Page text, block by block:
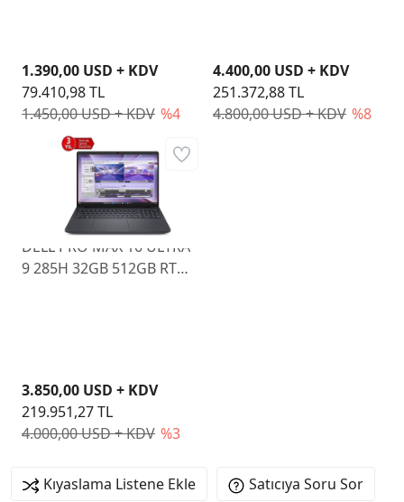
1.450,00 USD + KDV %4
1.390,00 USD + KDV
79.410,98 TL
4.800,00 USD + KDV %8
4.400,00 USD + KDV
251.372,88 TL
DELL PRO MAX 16 ULTRA
9 285H 32GB 512GB RTX
4.000,00 USD + KDV %3
3.850,00 USD + KDV
219.951,27 TL
Kıyaslama Listene Ekle Satıcıya Soru Sor